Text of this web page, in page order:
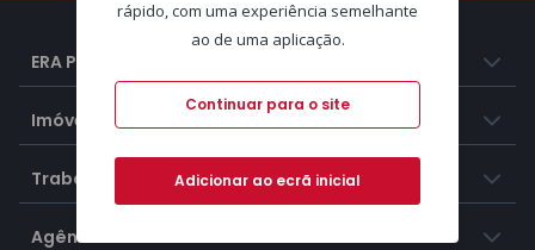
ERA Portugal
Imóveis
Trabalhar na ERA
Agências ERA
rápido, com uma experiência semelhante
ao de uma aplicação.
Continuar para o site
Adicionar ao ecrã inicial